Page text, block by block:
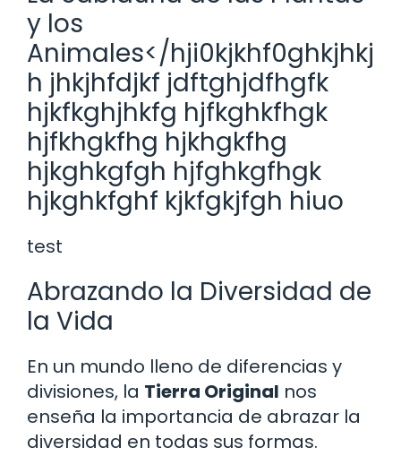
y los
Animales</hji0kjkhf0ghkjhkj
h jhkjhfdjkf jdftghjdfhgfk
hjkfkghjhkfg hjfkghkfhgk
hjfkhgkfhg hjkhgkfhg
hjkghkgfgh hjfghkgfhgk
hjkghkfghf kjkfgkjfgh hiuo
test
Abrazando la Diversidad de
la Vida
En un mundo lleno de diferencias y
divisiones, la Tierra Original nos
enseña la importancia de abrazar la
diversidad en todas sus formas.